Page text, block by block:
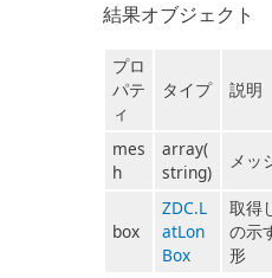
結果オブジェクト
プロ
パテ
ィ
タイプ 説明
mes
h
array(
string)
メッ
box
ZDC.L
atLon
Box
取得
の示
形